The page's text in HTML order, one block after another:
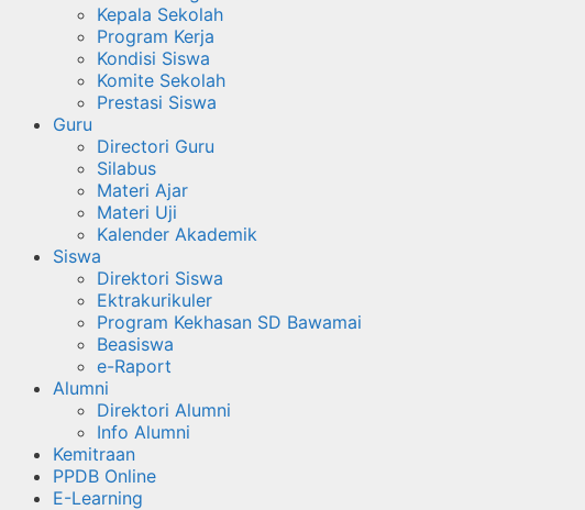
Kepala Sekolah
Program Kerja
Kondisi Siswa
Komite Sekolah
Prestasi Siswa
Guru
Directori Guru
Silabus
Materi Ajar
Materi Uji
Kalender Akademik
Siswa
Direktori Siswa
Ektrakurikuler
Program Kekhasan SD Bawamai
Beasiswa
e-Raport
Alumni
Direktori Alumni
Info Alumni
Kemitraan
PPDB Online
E-Learning